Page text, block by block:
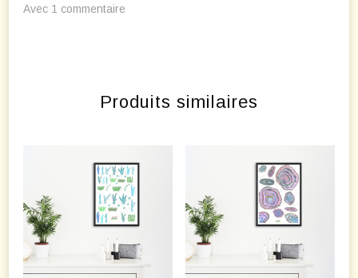
Avec 1 commentaire
Produits similaires